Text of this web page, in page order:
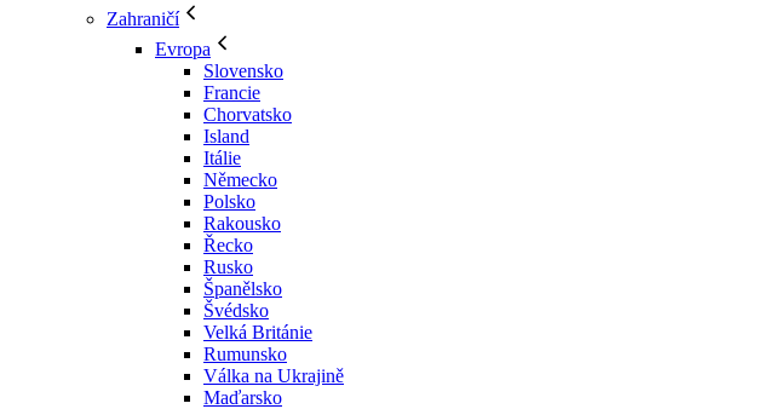
Zahraničí
Evropa
Slovensko
Francie
Chorvatsko
Island
Itálie
Německo
Polsko
Rakousko
Řecko
Rusko
Španělsko
Švédsko
Velká Británie
Rumunsko
Válka na Ukrajině
Maďarsko